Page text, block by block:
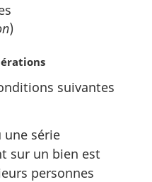
)
suivantes
une série
sur un bien est
personnes